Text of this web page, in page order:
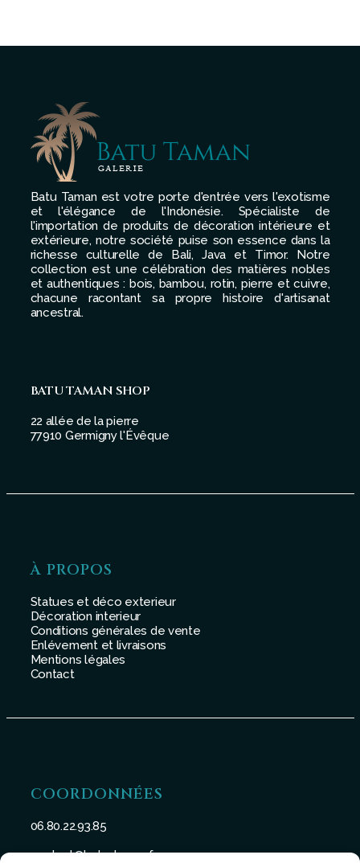
Batu Taman est votre porte d'entrée vers l'exotisme
et l'élégance de l'Indonésie. Spécialiste de
l'importation de produits de décoration intérieure et
extérieure, notre société puise son essence dans la
richesse culturelle de Bali, Java et Timor. Notre
collection est une célébration des matières nobles
et authentiques : bois, bambou, rotin, pierre et cuivre,
chacune racontant sa propre histoire d'artisanat
ancestral.
BATU TAMAN SHOP
22 allée de la pierre
77910 Germigny l'Évêque
À PROPOS
Statues et déco exterieur
Décoration interieur
Conditions générales de vente
Enlévement et livraisons
Mentions légales
Contact
COORDONNÉES
06.80.22.93.85
contact@batu-taman.fr